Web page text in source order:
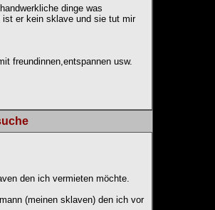
dinge was
er kein sklave und sie tut mir
freundinnen,entspannen usw.
den ich vermieten möchte.
(meinen sklaven) den ich vor